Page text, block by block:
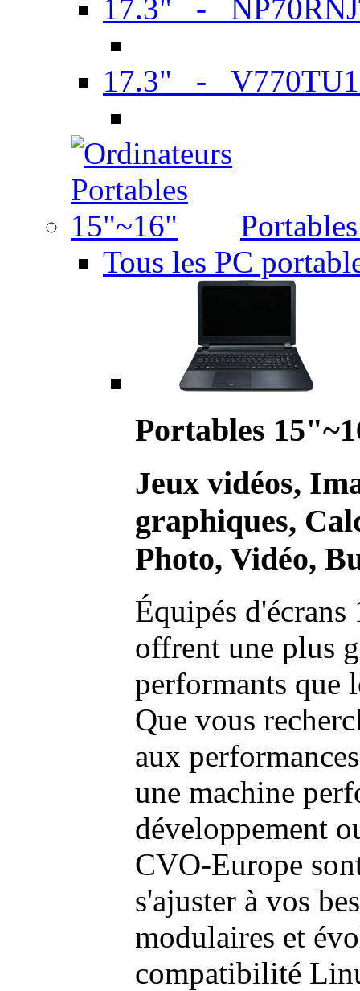
17.3" -
17.3" -
Tous les PC
Portables
Jeux vidéos,
graphiques,
Photo, Vidéo,
Équipés
offrent une plus
performants que
Que vous
aux
une machine
développement
CVO-Europe
s'ajuster à vos
modulaires et
compatibilité